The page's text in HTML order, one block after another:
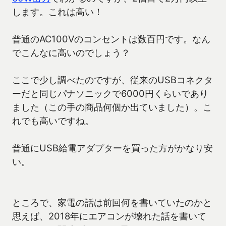
します。これは高い！
普通のAC100Vのコンセントは数百円です。なん
でこんなに高いのでしょう？
ここで少し調べたのですが、従来のUSBコネクタ
ーだと同じパナソニックで6000円くらいであり
ました（この手の商品何個か出ていました）。こ
れでも高いですね。
普通にUSB給電アダプターを買った方がかなり安
い。
ところで、家電の話は前回何を書いていたのかと
思えば、2018年にエアコンが壊れた話を書いて